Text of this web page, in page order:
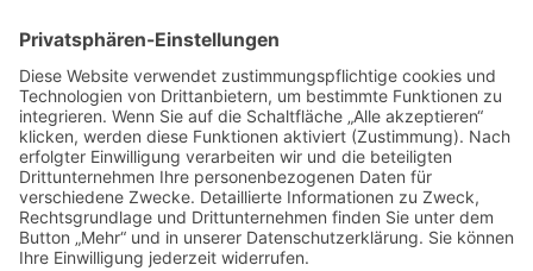
April wird in der Stadt das “Lale-Festivali”, auch
“Istanbul Tulip Festival” genannt, gefeiert. Dann
erblüht auf den öffentlichen Flächen der…
in
Liebe Leser! Ihr könnt euch per E-Mail
informieren lassen, wenn neue Artikel auf
Wurzerlsgarten erscheinen.Folgt dafür einfach
diesem Link und gebt dort eure E-Mailadresse